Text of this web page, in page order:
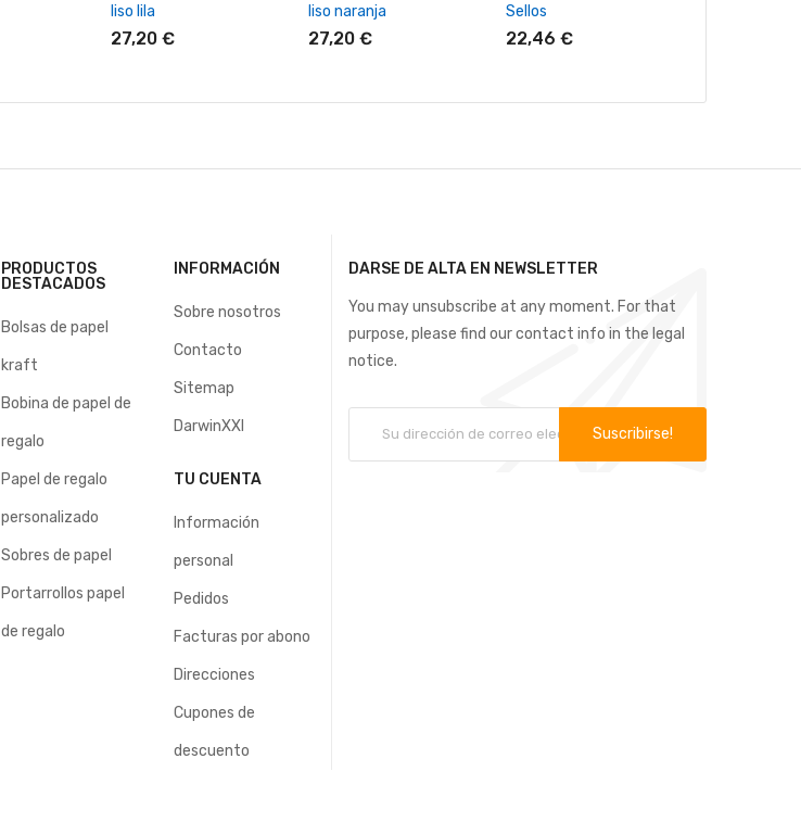
liso lila
27,20 €
liso naranja
27,20 €
Sellos
22,46 €
PRODUCTOS
DESTACADOS
Bolsas de papel
kraft
Bobina de papel de
regalo
Papel de regalo
personalizado
Sobres de papel
Portarrollos papel
de regalo
INFORMACIÓN
Sobre nosotros
Contacto
Sitemap
DarwinXXI
TU CUENTA
Información
personal
Pedidos
Facturas por abono
Direcciones
Cupones de
descuento
DARSE DE ALTA EN NEWSLETTER
You may unsubscribe at any moment. For that
purpose, please find our contact info in the legal
notice.